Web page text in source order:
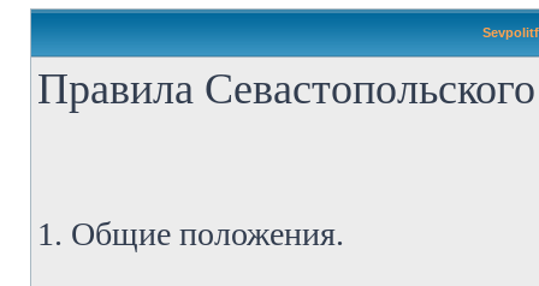
Правила
1. Общие положения.